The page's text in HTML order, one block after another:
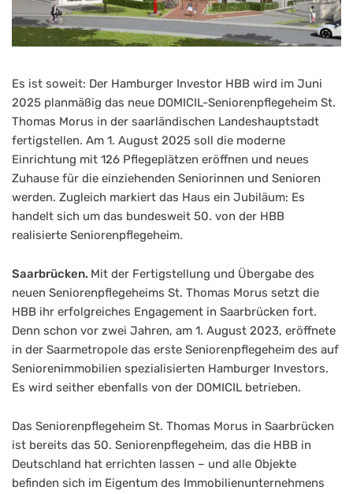
Es ist soweit: Der Hamburger Investor HBB wird im Juni
2025 planmäßig das neue DOMICIL-Seniorenpflegeheim St.
Thomas Morus in der saarländischen Landeshauptstadt
fertigstellen. Am 1. August 2025 soll die moderne
Einrichtung mit 126 Pflegeplätzen eröffnen und neues
Zuhause für die einziehenden Seniorinnen und Senioren
werden. Zugleich markiert das Haus ein Jubiläum: Es
handelt sich um das bundesweit 50. von der HBB
realisierte Seniorenpflegeheim.
Saarbrücken. Mit der Fertigstellung und Übergabe des
neuen Seniorenpflegeheims St. Thomas Morus setzt die
HBB ihr erfolgreiches Engagement in Saarbrücken fort.
Denn schon vor zwei Jahren, am 1. August 2023, eröffnete
in der Saarmetropole das erste Seniorenpflegeheim des auf
Seniorenimmobilien spezialisierten Hamburger Investors.
Es wird seither ebenfalls von der DOMICIL betrieben.
Das Seniorenpflegeheim St. Thomas Morus in Saarbrücken
ist bereits das 50. Seniorenpflegeheim, das die HBB in
Deutschland hat errichten lassen – und alle Objekte
befinden sich im Eigentum des Immobilienunternehmens